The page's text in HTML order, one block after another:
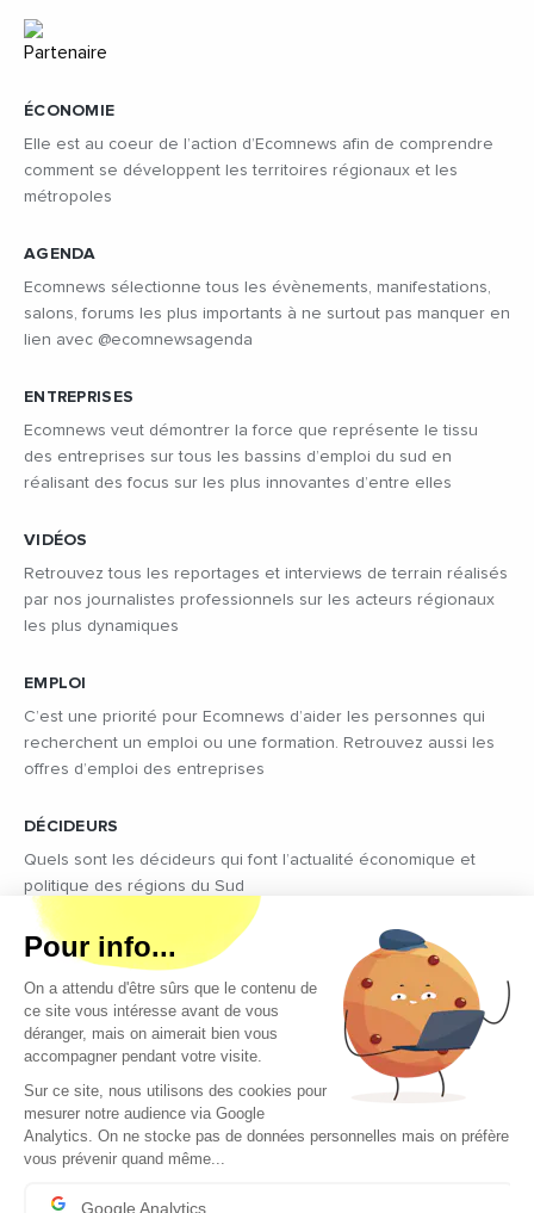
ÉCONOMIE
Elle est au coeur de l’action d’Ecomnews afin de comprendre
comment se développent les territoires régionaux et les
métropoles
AGENDA
Ecomnews sélectionne tous les évènements, manifestations,
salons, forums les plus importants à ne surtout pas manquer en
lien avec @ecomnewsagenda
ENTREPRISES
Ecomnews veut démontrer la force que représente le tissu
des entreprises sur tous les bassins d’emploi du sud en
réalisant des focus sur les plus innovantes d’entre elles
VIDÉOS
Retrouvez tous les reportages et interviews de terrain réalisés
par nos journalistes professionnels sur les acteurs régionaux
les plus dynamiques
EMPLOI
C’est une priorité pour Ecomnews d’aider les personnes qui
recherchent un emploi ou une formation. Retrouvez aussi les
offres d’emploi des entreprises
DÉCIDEURS
Quels sont les décideurs qui font l’actualité économique et
politique des régions du Sud
Copyright © 2026 - Tous droits réservés
Qui sommes-nous ?
Contact